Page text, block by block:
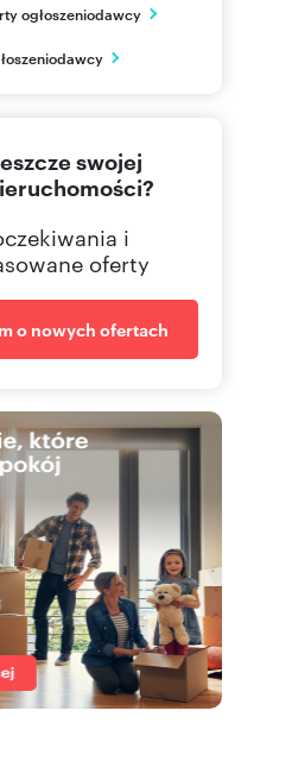
Pokaż telefon
ogłoszeniodawcy
swojej
i
oferty
o nowych ofertach